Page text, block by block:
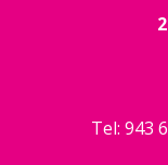
Tel: 943